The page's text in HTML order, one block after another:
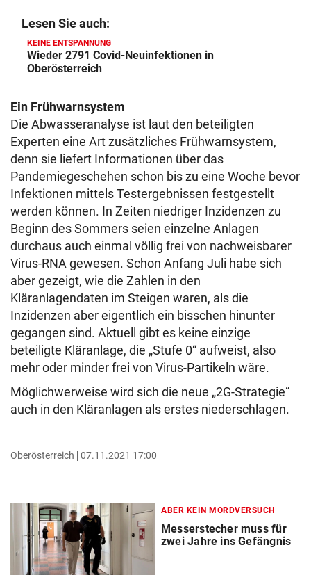
Lesen Sie auch:
KEINE ENTSPANNUNG
Wieder 2791 Covid-Neuinfektionen in
Oberösterreich
Ein Frühwarnsystem
Die Abwasseranalyse ist laut den beteiligten
Experten eine Art zusätzliches Frühwarnsystem,
denn sie liefert Informationen über das
Pandemiegeschehen schon bis zu eine Woche bevor
Infektionen mittels Testergebnissen festgestellt
werden können. In Zeiten niedriger Inzidenzen zu
Beginn des Sommers seien einzelne Anlagen
durchaus auch einmal völlig frei von nachweisbarer
Virus-RNA gewesen. Schon Anfang Juli habe sich
aber gezeigt, wie die Zahlen in den
Kläranlagendaten im Steigen waren, als die
Inzidenzen aber eigentlich ein bisschen hinunter
gegangen sind. Aktuell gibt es keine einzige
beteiligte Kläranlage, die „Stufe 0“ aufweist, also
mehr oder minder frei von Virus-Partikeln wäre.
Möglichwerweise wird sich die neue „2G-Strategie“
auch in den Kläranlagen als erstes niederschlagen.
Oberösterreich 07.11.2021 17:00
ABER KEIN MORDVERSUCH
Messerstecher muss für
zwei Jahre ins Gefängnis